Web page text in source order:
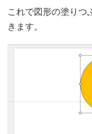
これで図形の塗りつ
きます。